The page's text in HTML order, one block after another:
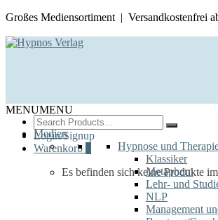
Großes Mediensortiment | Versandkostenfrei
Search
for:
Login/Signup
Warenkorb
Es befinden sich keine Produkte
MENUMENU
Medien
Hypnose und
Klassiker
Metaphern
Lehr- und
NLP
Management